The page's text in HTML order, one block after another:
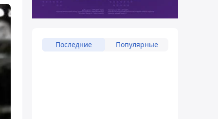
Последние Популярные